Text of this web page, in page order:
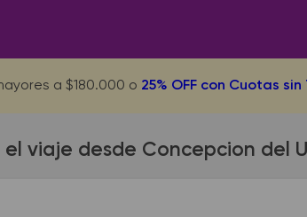
a $180.000 o 25% OFF con Cuotas
viaje desde Concepcion del